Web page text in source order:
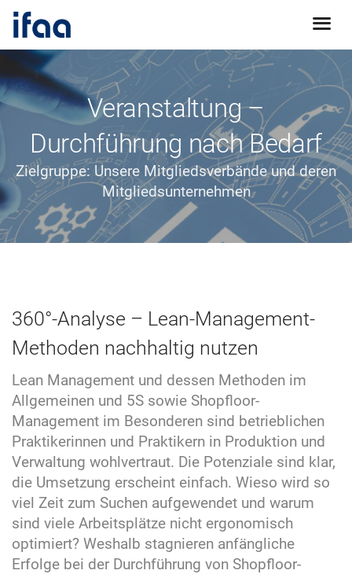
Veranstaltung –
Durchführung nach Bedarf
Zielgruppe: Unsere Mitgliedsverbände und deren
Mitgliedsunternehmen
360°-Analyse – Lean-Management-
Methoden nachhaltig nutzen
Lean Management und dessen Methoden im
Allgemeinen und 5S sowie Shopfloor-
Management im Besonderen sind betrieblichen
Praktikerinnen und Praktikern in Produktion und
Verwaltung wohlvertraut. Die Potenziale sind klar,
die Umsetzung erscheint einfach. Wieso wird so
viel Zeit zum Suchen aufgewendet und warum
sind viele Arbeitsplätze nicht ergonomisch
optimiert? Weshalb stagnieren anfängliche
Erfolge bei der Durchführung von Shopfloor-